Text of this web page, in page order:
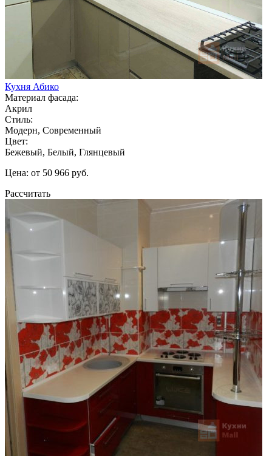
Кухня Абико
Материал фасада:
Акрил
Стиль:
Модерн, Современный
Цвет:
Бежевый, Белый, Глянцевый
Цена: от 50 966 руб.
Рассчитать